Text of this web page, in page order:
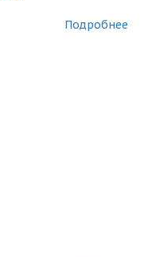
Подробнее